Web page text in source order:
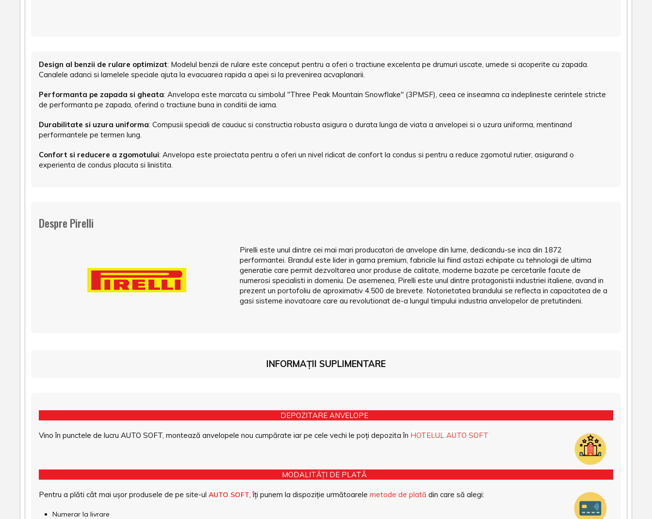
Design al benzii de rulare optimizat: Modelul benzii de rulare este conceput pentru a oferi o tractiune excelenta pe drumuri uscate, umede si acoperite cu zapada.
Canalele adanci si lamelele speciale ajuta la evacuarea rapida a apei si la prevenirea acvaplanarii.
Performanta pe zapada si gheata: Anvelopa este marcata cu simbolul "Three Peak Mountain Snowflake" (3PMSF), ceea ce inseamna ca indeplineste cerintele stricte
de performanta pe zapada, oferind o tractiune buna in conditii de iarna.
Durabilitate si uzura uniforma: Compusii speciali de cauciuc si constructia robusta asigura o durata lunga de viata a anvelopei si o uzura uniforma, mentinand
performantele pe termen lung.
Confort si reducere a zgomotului: Anvelopa este proiectata pentru a oferi un nivel ridicat de confort la condus si pentru a reduce zgomotul rutier, asigurand o
experienta de condus placuta si linistita.
Despre Pirelli
Pirelli este unul dintre cei mai mari producatori de anvelope din lume, dedicandu-se inca din 1872
performantei. Brandul este lider in gama premium, fabricile lui fiind astazi echipate cu tehnologii de ultima
generatie care permit dezvoltarea unor produse de calitate, moderne bazate pe cercetarile facute de
numerosi specialisti in domeniu. De asemenea, Pirelli este unul dintre protagonistii industriei italiene, avand in
prezent un portofoliu de aproximativ 4.500 de brevete. Notorietatea brandului se reflecta in capacitatea de a
gasi sisteme inovatoare care au revolutionat de-a lungul timpului industria anvelopelor de pretutindeni.
INFORMAȚII SUPLIMENTARE
DEPOZITARE ANVELOPE
Vino în punctele de lucru AUTO SOFT, montează anvelopele nou cumpărate iar pe cele vechi le poți depozita în HOTELUL AUTO SOFT
MODALITĂȚI DE PLATĂ
Pentru a plăti cât mai ușor produsele de pe site-ul AUTO SOFT, îți punem la dispoziție următoarele metode de plată din care să alegi:
Numerar la livrare